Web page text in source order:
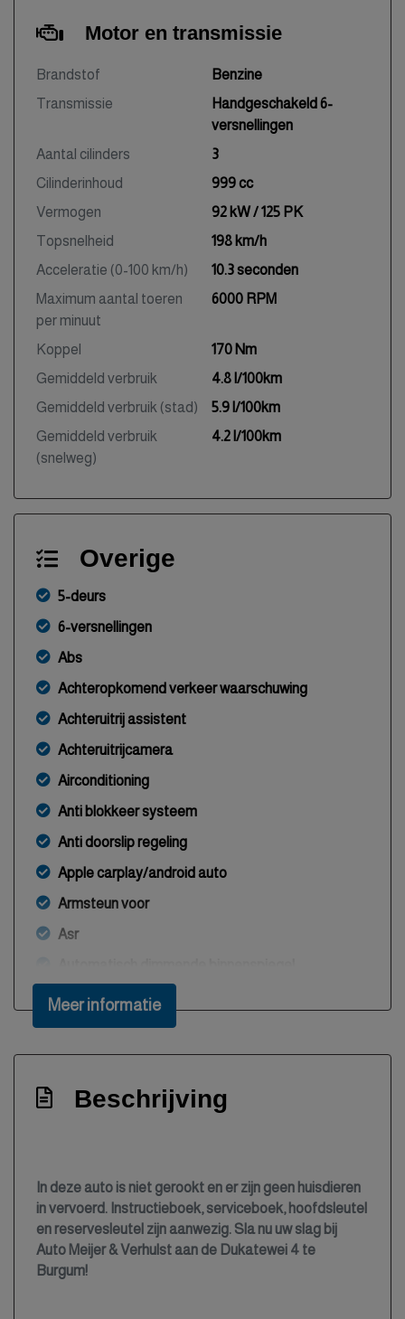
Motor en transmissie
Brandstof
Benzine
Transmissie
Handgeschakeld 6-
versnellingen
Aantal cilinders
3
Cilinderinhoud
999 cc
Vermogen
92 kW / 125 PK
Topsnelheid
198 km/h
Acceleratie (0-100 km/h)
10.3 seconden
Maximum aantal toeren
per minuut
6000 RPM
Koppel
170 Nm
Gemiddeld verbruik
4.8 l/100km
Gemiddeld verbruik (stad)
5.9 l/100km
Gemiddeld verbruik
(snelweg)
4.2 l/100km
Overige
5-deurs
6-versnellingen
Abs
Achteropkomend verkeer waarschuwing
Achteruitrij assistent
Achteruitrijcamera
Airconditioning
Anti blokkeer systeem
Anti doorslip regeling
Apple carplay/android auto
Armsteun voor
Asr
Automatisch inparkeren
Automatische snelheidsbegrenzing isa
Autonomous emergency braking
Bestuurdersairbag
Boordcomputer
Bots herkenning en activatie
Bots waarschuwing systeem
Brake assist system
Meer informatie
Beschrijving
In deze auto is niet gerookt en er zijn geen huisdieren
in vervoerd. Instructieboek, serviceboek, hoofdsleutel
en reservesleutel zijn aanwezig. Sla nu uw slag bij
Auto Meijer & Verhulst aan de Dukatewei 4 te
Burgum!